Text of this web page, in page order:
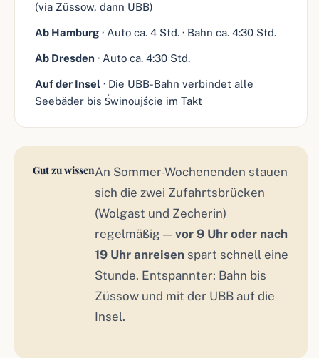
(via Züssow, dann UBB)
Ab Hamburg · Auto ca. 4 Std. · Bahn ca. 4:30 Std.
Ab Dresden · Auto ca. 4:30 Std.
Auf der Insel · Die UBB-Bahn verbindet alle
Seebäder bis Świnoujście im Takt
Gut zu wissenAn Sommer-Wochenenden stauen
sich die zwei Zufahrtsbrücken
(Wolgast und Zecherin)
regelmäßig — vor 9 Uhr oder nach
19 Uhr anreisen spart schnell eine
Stunde. Entspannter: Bahn bis
Züssow und mit der UBB auf die
Insel.